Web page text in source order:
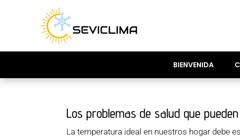
BIENVENIDA
Los problemas de salud que
La temperatura ideal en nuestros hogar debe